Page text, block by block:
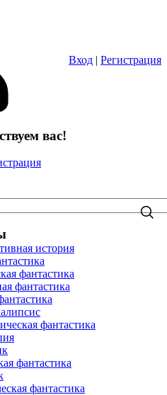
Вход | Регистрация
вас!
история
фантастика
фантастика
фантастика
фантастика
фантастика